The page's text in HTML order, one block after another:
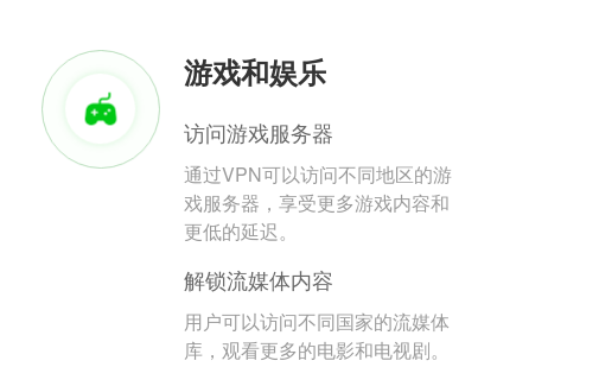
游戏和娱乐
访问游戏服务器
通过VPN可以访问不同地区的游
戏服务器，享受更多游戏内容和
更低的延迟。
解锁流媒体内容
用户可以访问不同国家的流媒体
库，观看更多的电影和电视剧。